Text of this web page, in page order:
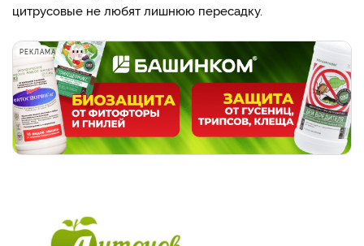
цитрусовые не любят лишнюю пересадку.
РЕКЛАМА